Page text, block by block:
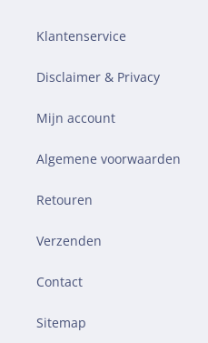
Klantenservice
Disclaimer & Privacy
Mijn account
Algemene voorwaarden
Retouren
Verzenden
Contact
Sitemap